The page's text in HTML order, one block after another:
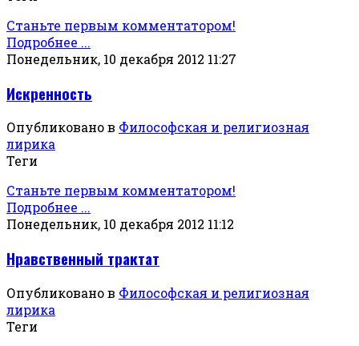
Станьте первым комментатором!
Подробнее ...
Понедельник, 10 декабря 2012 11:27
Искренность
Опубликовано в Философская и религиозная
лирика
Теги
Станьте первым комментатором!
Подробнее ...
Понедельник, 10 декабря 2012 11:12
Нравственный трактат
Опубликовано в Философская и религиозная
лирика
Теги